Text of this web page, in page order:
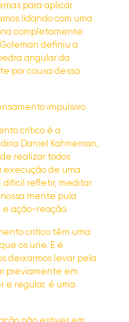
para aplicar
lidando com uma
completamente
definiu a
angular da
por causa dessa
impulsivo
crítico é a
diria Daniel Kahneman,
realizar todos
execução de uma
difícil refletir, meditar
mente pula
e ação-reação.
crítico têm uma
os une. E é
deixarmos levar pela
previamente em
e regular, é uma